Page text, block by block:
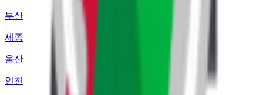
부산
세종
울산
인천